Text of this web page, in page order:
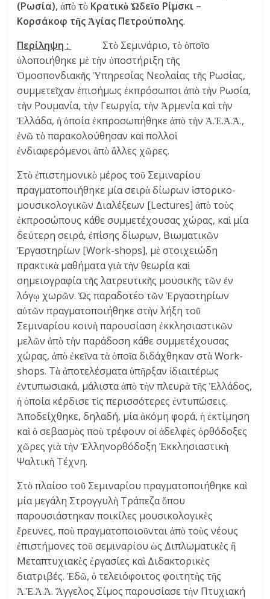
(Ρωσία), ἀπὸ τὸ Κρατικὸ Ὠδεῖο Ρίμσκι –
Κορσάκοφ τῆς Ἁγίας Πετρούπολης.
Περίληψη :
Στὸ Σεμινάριο, τὸ ὁποῖο
ὑλοποιήθηκε μὲ τὴν ὑποστήριξη τῆς
Ὁμοσπονδιακῆς Ὑπηρεσίας Νεολαίας τῆς Ρωσίας,
συμμετεῖχαν ἐπισήμως ἐκπρόσωποι ἀπὸ τὴν Ρωσία,
τὴν Ρουμανία, τὴν Γεωργία, τὴν Ἀρμενία καὶ τὴν
Ἑλλάδα, ἡ ὁποία ἐκπροσωπήθηκε ἀπὸ τὴν Ἀ.Ἐ.Ἀ.Ἀ.,
ἐνῶ τὸ παρακολούθησαν καὶ πολλοὶ
ἐνδιαφερόμενοι ἀπὸ ἄλλες χῶρες.
Στὸ ἐπιστημονικὸ μέρος τοῦ Σεμιναρίου
πραγματοποιήθηκε μία σειρὰ δίωρων ἱστορικο-
μουσικολογικῶν Διαλέξεων [Lectures] ἀπὸ τοὺς
ἐκπροσώπους κάθε συμμετέχουσας χώρας, καὶ μία
δεύτερη σειρά, ἐπίσης δίωρων, Βιωματικῶν
Ἐργαστηρίων [Work-shops], μὲ στοιχειώδη
πρακτικὰ μαθήματα γιὰ τὴν θεωρία καὶ
σημειογραφία τῆς λατρευτικῆς μουσικῆς τῶν ἐν
λόγῳ χωρῶν. Ὡς παραδοτέο τῶν Ἐργαστηρίων
αὐτῶν πραγματοποιήθηκε στὴν λήξη τοῦ
Σεμιναρίου κοινὴ παρουσίαση ἐκκλησιαστικῶν
μελῶν ἀπὸ τὴν παράδοση κάθε συμμετέχουσας
χώρας, ἀπὸ ἐκεῖνα τὰ ὁποῖα διδάχθηκαν στὰ Work-
shops. Τὰ ἀποτελέσματα ὑπῆρξαν ἰδιαιτέρως
ἐντυπωσιακά, μάλιστα ἀπὸ τὴν πλευρὰ τῆς Ἑλλάδος,
ἡ ὁποία κέρδισε τὶς περισσότερες ἐντυπώσεις.
Ἀποδείχθηκε, δηλαδή, μία ἀκόμη φορά, ἡ ἐκτίμηση
καὶ ὁ σεβασμὸς ποὺ τρέφουν οἱ ἀδελφὲς ὀρθόδοξες
χῶρες γιὰ τὴν Ἑλληνορθόδοξη Ἐκκλησιαστικὴ
Ψαλτικὴ Τέχνη.
Στὸ πλαίσο τοῦ Σεμιναρίου πραγματοποιήθηκε καὶ
μία μεγάλη Στρογγυλὴ Τράπεζα ὅπου
παρουσιάστηκαν ποικίλες μουσικολογικὲς
ἔρευνες, ποὺ πραγματοποιοῦνται ἀπὸ τοὺς νέους
ἐπιστήμονες τοῦ σεμιναρίου ὡς Διπλωματικὲς ἢ
Μεταπτυχιακὲς ἐργασίες καὶ Διδακτορικὲς
διατριβές. Ἐδῶ, ὁ τελειόφοιτος φοιτητὴς τῆς
Ἀ.Ἐ.Ἀ.Ἀ. Ἄγγελος Σίμος παρουσίασε τὴν Πτυχιακή